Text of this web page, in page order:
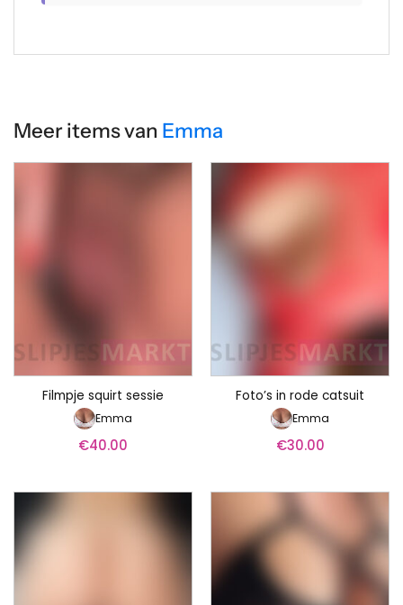
Meer items van Emma
Filmpje squirt sessie
Emma
€40.00
Foto’s in rode catsuit
Emma
€30.00